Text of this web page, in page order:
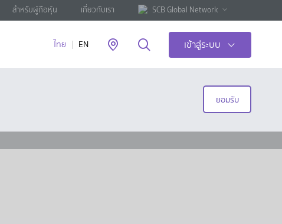
สำหรับผู้ถือหุ้น เกี่ยวกับเรา SCB Global Network
ไทย EN เข้าสู่ระบบ
ยอมรับ